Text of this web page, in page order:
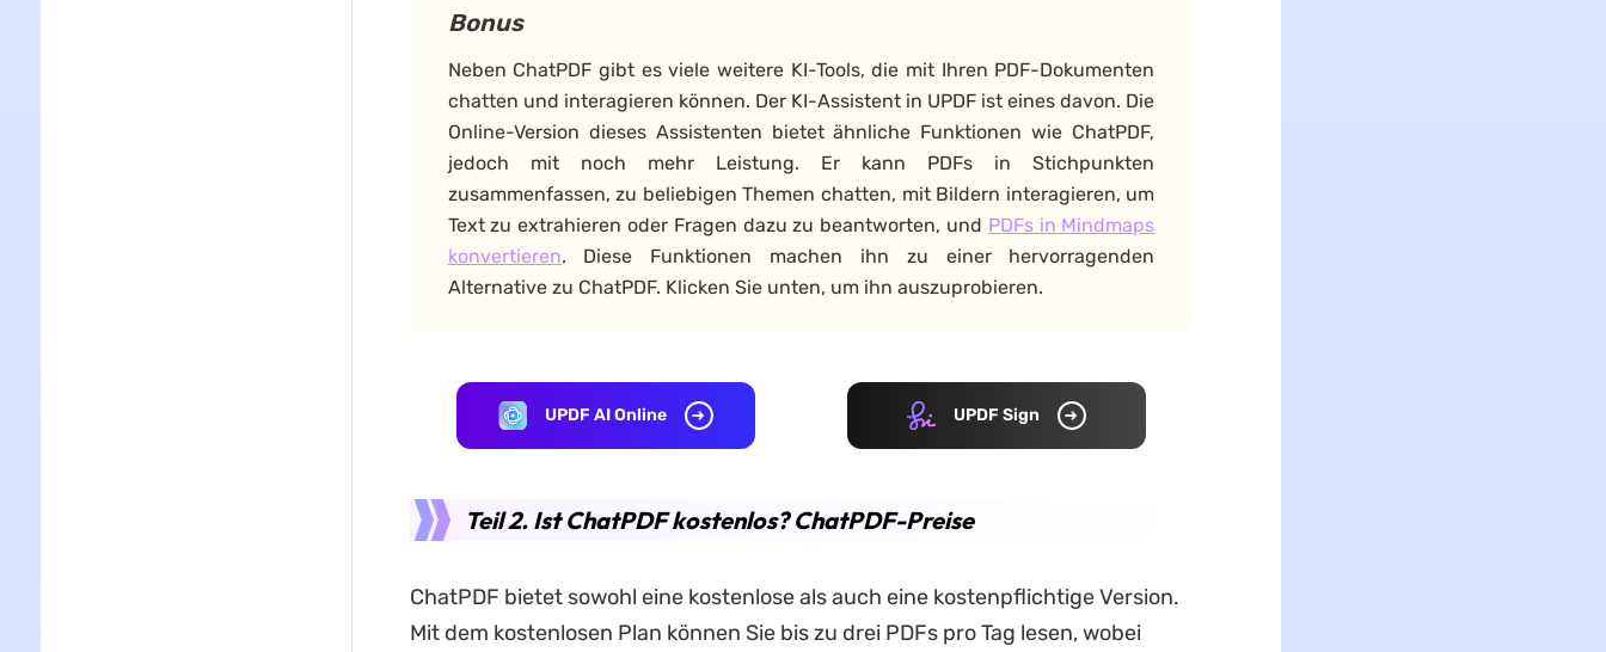
Bonus
Neben ChatPDF gibt es viele weitere KI-Tools, die mit Ihren PDF-Dokumenten
chatten und interagieren können. Der KI-Assistent in UPDF ist eines davon. Die
Online-Version dieses Assistenten bietet ähnliche Funktionen wie ChatPDF,
jedoch mit noch mehr Leistung. Er kann PDFs in Stichpunkten
zusammenfassen, zu beliebigen Themen chatten, mit Bildern interagieren, um
Text zu extrahieren oder Fragen dazu zu beantworten, und PDFs in Mindmaps
konvertieren. Diese Funktionen machen ihn zu einer hervorragenden
Alternative zu ChatPDF. Klicken Sie unten, um ihn auszuprobieren.
UPDF AI Online UPDF Sign
Teil 2. Ist ChatPDF kostenlos? ChatPDF-Preise
ChatPDF bietet sowohl eine kostenlose als auch eine kostenpflichtige Version.
Mit dem kostenlosen Plan können Sie bis zu drei PDFs pro Tag lesen, wobei